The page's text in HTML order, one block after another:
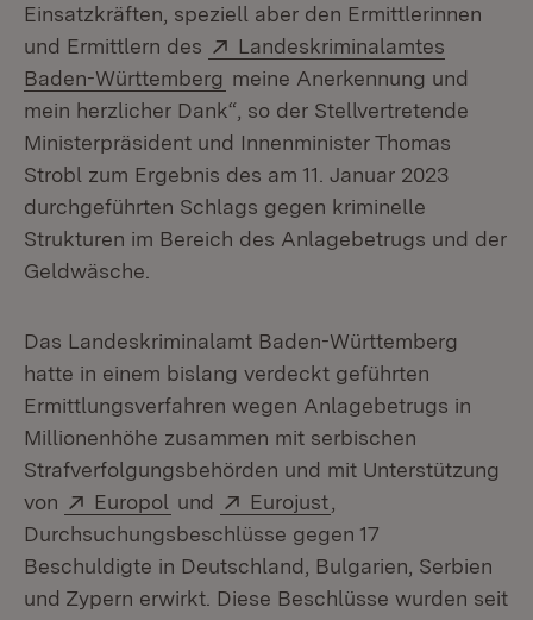
Einsatzkräften, speziell aber den Ermittlerinnen
und Ermittlern des
Extern:
Landeskriminalamtes
Baden-Württemberg (Öffnet in neuem Fenster)
meine Anerkennung und
mein herzlicher Dank“, so der Stellvertretende
Ministerpräsident und Innenminister Thomas
Strobl zum Ergebnis des am 11. Januar 2023
durchgeführten Schlags gegen kriminelle
Strukturen im Bereich des Anlagebetrugs und der
Geldwäsche.
Das Landeskriminalamt Baden-Württemberg
hatte in einem bislang verdeckt geführten
Ermittlungsverfahren wegen Anlagebetrugs in
Millionenhöhe zusammen mit serbischen
Strafverfolgungsbehörden und mit Unterstützung
von
Extern:
Europol (Öffnet in neuem Fenster)
und Extern:
Eurojust
Durchsuchungsbeschlüsse gegen 17
Beschuldigte in Deutschland, Bulgarien, Serbien
und Zypern erwirkt. Diese Beschlüsse wurden seit